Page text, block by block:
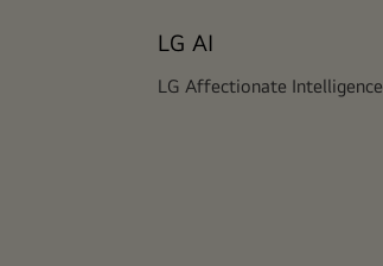
LG AI
LG Affectionate Intelligence